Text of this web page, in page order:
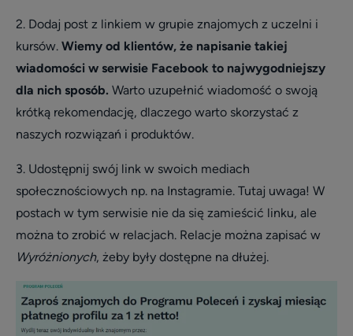
2. Dodaj post z linkiem w grupie znajomych z uczelni i
kursów. Wiemy od klientów, że napisanie takiej
wiadomości w serwisie Facebook to najwygodniejszy
dla nich sposób. Warto uzupełnić wiadomość o swoją
krótką rekomendację, dlaczego warto skorzystać z
naszych rozwiązań i produktów.
3. Udostępnij swój link w swoich mediach
społecznościowych np. na Instagramie. Tutaj uwaga! W
postach w tym serwisie nie da się zamieścić linku, ale
można to zrobić w relacjach. Relacje można zapisać w
Wyróżnionych, żeby były dostępne na dłużej.